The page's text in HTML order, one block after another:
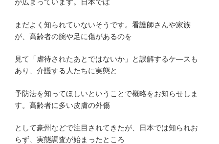
が広まっています。日本では
まだよく知られていないそうです。看護師さんや家族
が、高齢者の腕や足に傷があるのを
見て「虐待されたあとではないか」と誤解するケ―スも
あり、介護する人たちに実態と
予防法を知ってほしいということで概略をお知らせしま
す。高齢者に多い皮膚の外傷
として豪州などで注目されてきたが、日本では知られお
らず、実態調査が始まったところ